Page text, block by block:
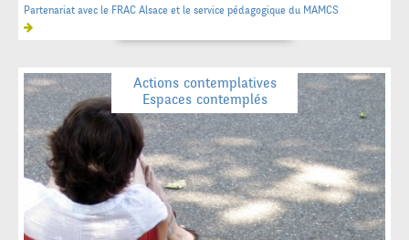
Partenariat avec le FRAC Alsace et le service pédagogique du MAMCS
Actions contemplatives
Espaces contemplés